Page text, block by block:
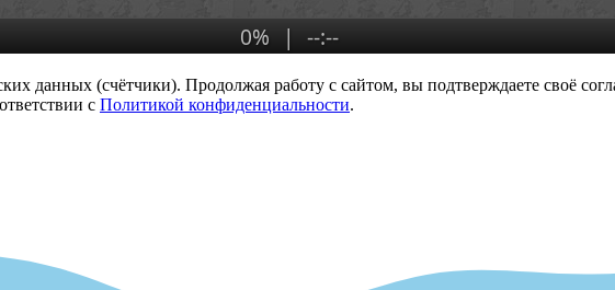
данных (счётчики). Продолжая работу с сайтом, вы подтверждаете своё
с Политикой конфиденциальности.